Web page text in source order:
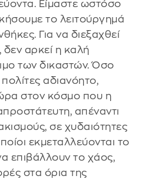
Είμαστε ωστόσο
το λειτούργημά
Για να διεξαχθεί
αρκεί η καλή
των δικαστών. Όσο
αδιανόητο,
στον κόσμο που η
απέναντι
σε χυδαιότητες
εκμεταλλεύονται το
επιβάλλουν το χάος,
στα όρια της